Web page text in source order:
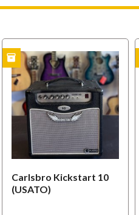
Carlsbro Kickstart 10
(USATO)
inventory USATO